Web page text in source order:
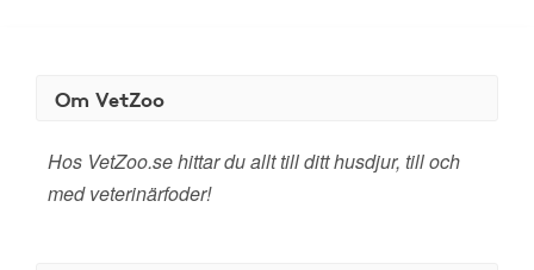
Om VetZoo
Hos VetZoo.se hittar du allt till ditt husdjur, till och
med veterinärfoder!